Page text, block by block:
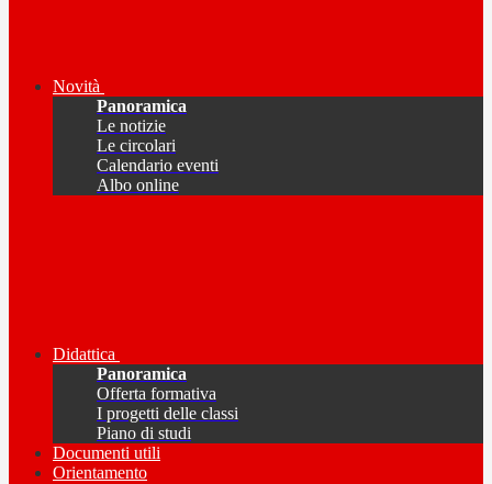
Novità
Panoramica
Le notizie
Le circolari
Calendario eventi
Albo online
Didattica
Panoramica
Offerta formativa
I progetti delle classi
Piano di studi
Documenti utili
Orientamento